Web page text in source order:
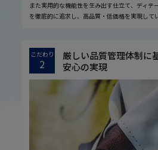
また実用的な機能性を生み出す仕立て、ディテ
を徹底的に追求し、高品質・低価格を実現して
こだわり
2
厳しい品質管理体制に
安心の実現